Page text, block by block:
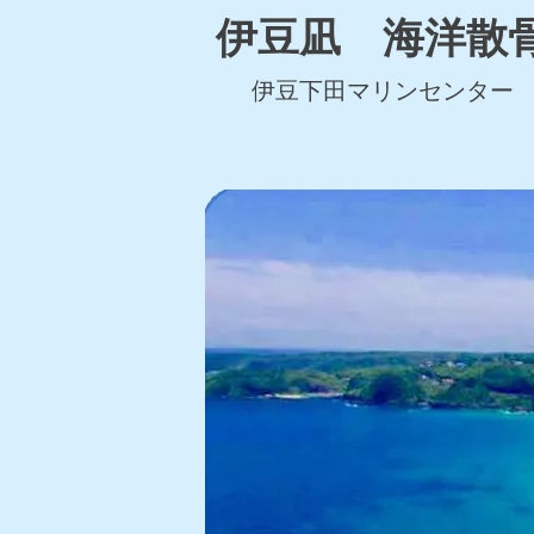
伊豆凪 海洋散
伊豆下田マリンセンター